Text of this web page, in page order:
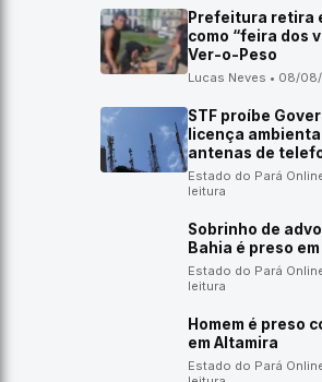
Prefeitura retira
como “feira dos
Ver-o-Peso
Lucas Neves • 08/
STF proíbe
licença
antenas de
Estado do Pará
leitura
Sobrinho de
Bahia é preso
Estado do Pará
leitura
Homem é preso
em Altamira
Estado do Pará